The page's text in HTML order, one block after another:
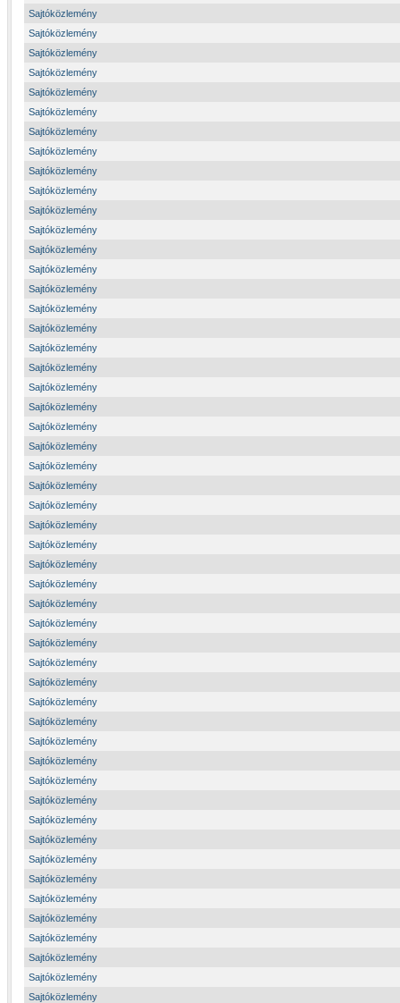
Sajtóközlemény
Sajtóközlemény
Sajtóközlemény
Sajtóközlemény
Sajtóközlemény
Sajtóközlemény
Sajtóközlemény
Sajtóközlemény
Sajtóközlemény
Sajtóközlemény
Sajtóközlemény
Sajtóközlemény
Sajtóközlemény
Sajtóközlemény
Sajtóközlemény
Sajtóközlemény
Sajtóközlemény
Sajtóközlemény
Sajtóközlemény
Sajtóközlemény
Sajtóközlemény
Sajtóközlemény
Sajtóközlemény
Sajtóközlemény
Sajtóközlemény
Sajtóközlemény
Sajtóközlemény
Sajtóközlemény
Sajtóközlemény
Sajtóközlemény
Sajtóközlemény
Sajtóközlemény
Sajtóközlemény
Sajtóközlemény
Sajtóközlemény
Sajtóközlemény
Sajtóközlemény
Sajtóközlemény
Sajtóközlemény
Sajtóközlemény
Sajtóközlemény
Sajtóközlemény
Sajtóközlemény
Sajtóközlemény
Sajtóközlemény
Sajtóközlemény
Sajtóközlemény
Sajtóközlemény
Sajtóközlemény
Sajtóközlemény
Sajtóközlemény